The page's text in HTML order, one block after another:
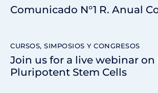
Comunicado N°1 R. Anual
CURSOS, SIMPOSIOS Y CONGRESOS
Join us for a live webinar
Pluripotent Stem Cells